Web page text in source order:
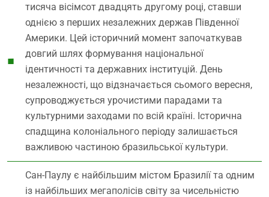
тисяча вісімсот двадцять другому році, ставши
однією з перших незалежних держав Південної
Америки. Цей історичний момент започаткував
довгий шлях формування національної
ідентичності та державних інституцій. День
незалежності, що відзначається сьомого вересня,
супроводжується урочистими парадами та
культурними заходами по всій країні. Історична
спадщина колоніального періоду залишається
важливою частиною бразильської культури.
Сан-Паулу є найбільшим містом Бразилії та одним
із найбільших мегаполісів світу за чисельністю